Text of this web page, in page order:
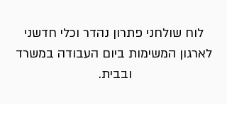
לוח שולחני פתרון נהדר וכלי חדשני
לארגון המשימות ביום העבודה במשרד
ובבית.